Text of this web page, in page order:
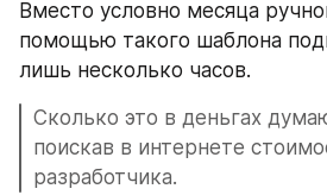
Вместо условно месяца
помощью такого шаблона
лишь несколько часов.
Сколько это в деньгах
поискав в интернете
разработчика.